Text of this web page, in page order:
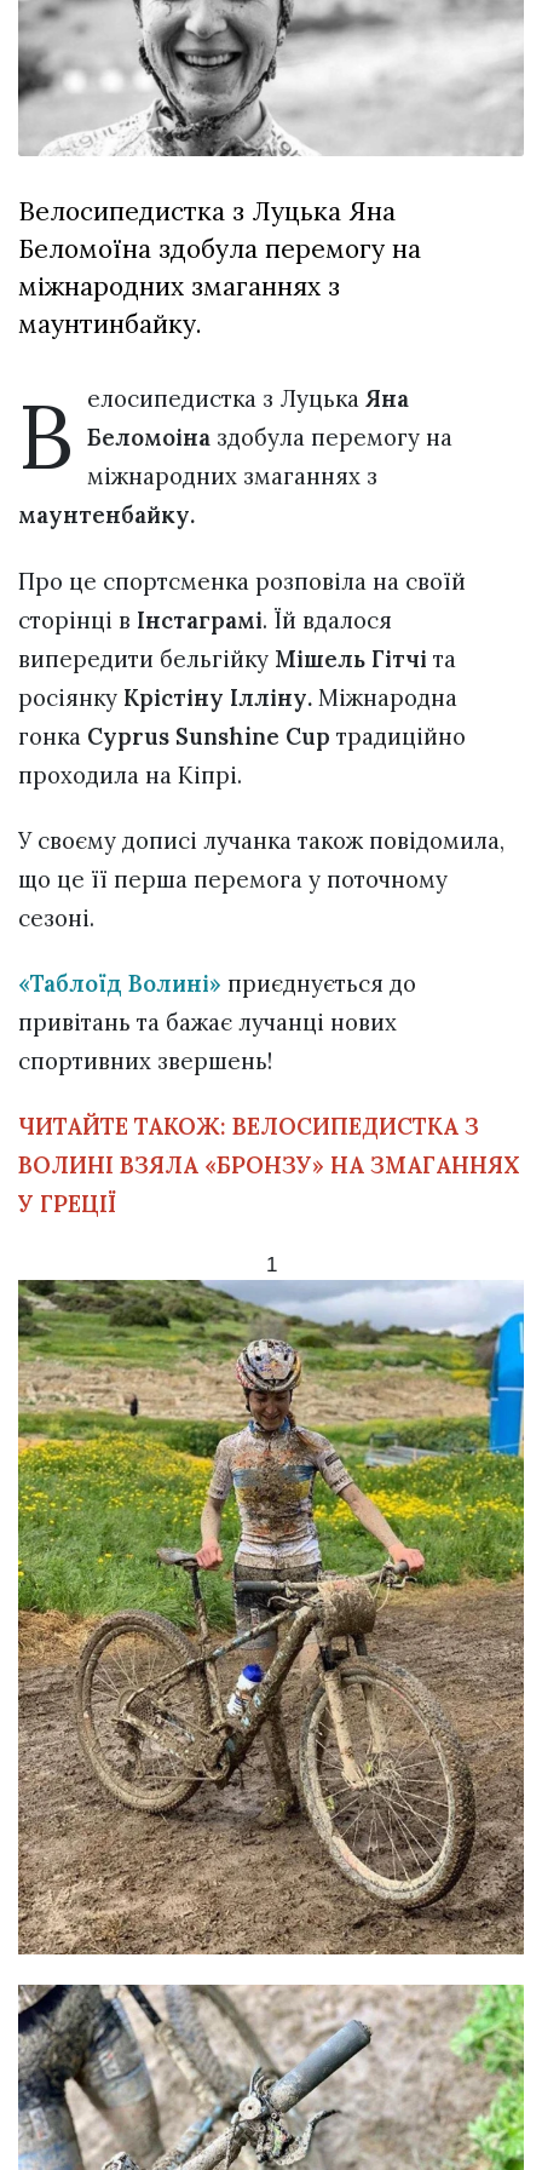
XIX
Спартакіада
VolWe...
29 Липня 2026
553 переглядів
Гамлет
Зіньківський
залишив у
три...
Всі розділи
Персона
ZONE 18+
Контакти
Політика конфіденційності
Велосипедистка з Луцька Яна
Беломоїна здобула перемогу на
міжнародних змаганнях з
маунтинбайку.
В елосипедистка з ЛуцькаЯна
Беломоіна здобула перемогу на
міжнародних змаганнях з
маунтенбайку.
Про це спортсменка розповіла на своїй
сторінці в Інстаграмі. Їй вдалося
випередити бельгійку Мішель Гітчі та
росіянку Крістіну Ілліну. Міжнародна
гонка Cyprus Sunshine Cup традиційно
проходила на Кіпрі.
У своєму дописі лучанка також повідомила,
що це її перша перемога у поточному
сезоні.
«Таблоїд Волині» приєднується до
привітань та бажає лучанці нових
спортивних звершень!
ЧИТАЙТЕ ТАКОЖ: ВЕЛОСИПЕДИСТКА З
ВОЛИНІ ВЗЯЛА «БРОНЗУ» НА ЗМАГАННЯХ
У ГРЕЦІЇ
1